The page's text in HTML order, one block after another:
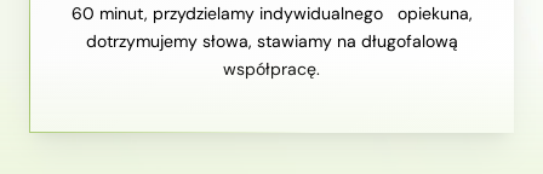
60 minut, przydzielamy indywidualnego opiekuna,
dotrzymujemy słowa, stawiamy na długofalową
współpracę.